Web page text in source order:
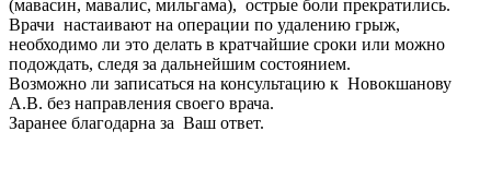
(мавасин, мавалис, мильгама), острые боли прекратились.
Врачи настаивают на операции по удалению грыж,
необходимо ли это делать в кратчайшие сроки или можно
подождать, следя за дальнейшим состоянием.
Возможно ли записаться на консультацию к Новокшанову
А.В. без направления своего врача.
Заранее благодарна за Ваш ответ.